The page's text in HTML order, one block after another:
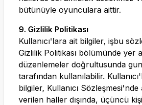
bütünüyle oyunculara aittir.
9. Gizlilik Politikası
Kullanıcı'lara ait bilgiler, işbu
Gizlilik Politikası bölümünde yer
düzenlemeler doğrultusunda
tarafından kullanılabilir.
bilgiler, Kullanıcı
verilen haller dışında, üçüncü